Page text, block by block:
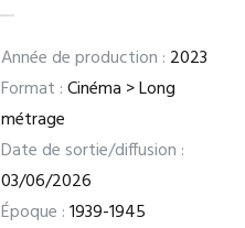
Année de production : 2023
Format :Cinéma > Long
métrage
Date de sortie/diffusion :
03/06/2026
Époque :1939-1945